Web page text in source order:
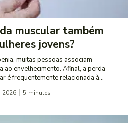
muscular também
jovens?
muitas pessoas associam
ao envelhecimento. Afinal, a perda
é frequentemente relacionada à...
2026 5 minutes